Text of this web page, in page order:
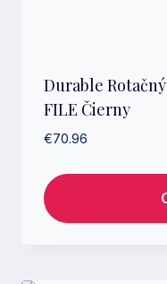
Durable Rotačný
FILE Čierny
€70.96